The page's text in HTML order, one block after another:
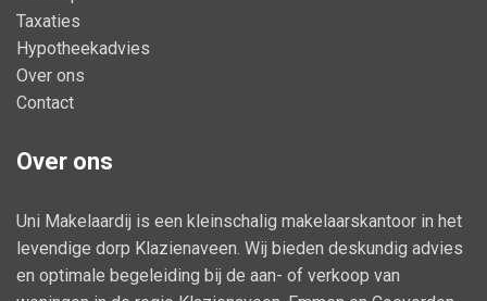
Taxaties
Hypotheekadvies
Over ons
Contact
Over ons
Uni Makelaardij is een kleinschalig makelaarskantoor in het
levendige dorp Klazienaveen. Wij bieden deskundig advies
en optimale begeleiding bij de aan- of verkoop van